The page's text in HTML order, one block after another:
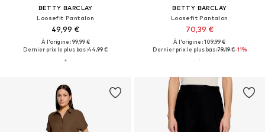
BETTY BARCLAY
Loosefit Pantalon
49,99 €
À l'origine : 99,99 €
Dernier prix le plus bas :44,99 €
BETTY BARCLAY
Loosefit Pantalon
70,39 €
À l'origine : 109,99 €
Dernier prix le plus bas :79,19 €-11%